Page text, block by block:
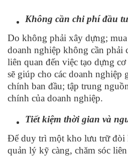
Không cần chi phí đầu
Do không phải xây dựng;
doanh nghiệp không cần phải
liên quan đến việc tạo dựng
sẽ giúp cho các doanh nghiệp
chính ban đầu; tập trung
chính của doanh nghiệp.
Tiết kiệm thời gian và
Để duy trì một kho lưu trữ đòi
quản lý kỹ càng, chăm sóc